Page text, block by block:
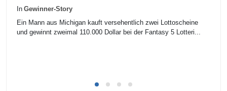
In Gewinner-Story
Ein Mann aus Michigan kauft versehentlich zwei Lottoscheine
und gewinnt zweimal 110.000 Dollar bei der Fantasy 5 Lotteri...